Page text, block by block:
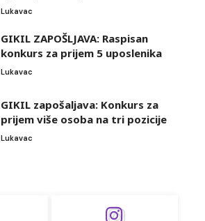
Lukavac
GIKIL ZAPOŠLJAVA: Raspisan
konkurs za prijem 5 uposlenika
Lukavac
GIKIL zapošaljava: Konkurs za
prijem više osoba na tri pozicije
Lukavac